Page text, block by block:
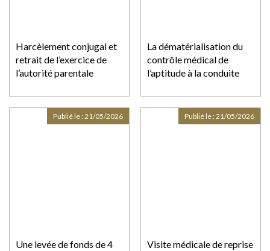
Harcèlement conjugal et
retrait de l’exercice de
l’autorité parentale
La dématérialisation du
contrôle médical de
l’aptitude à la conduite
Une levée de fonds de 4
Publié le :21/05/2026
Visite médicale de reprise
Publié le :21/05/2026